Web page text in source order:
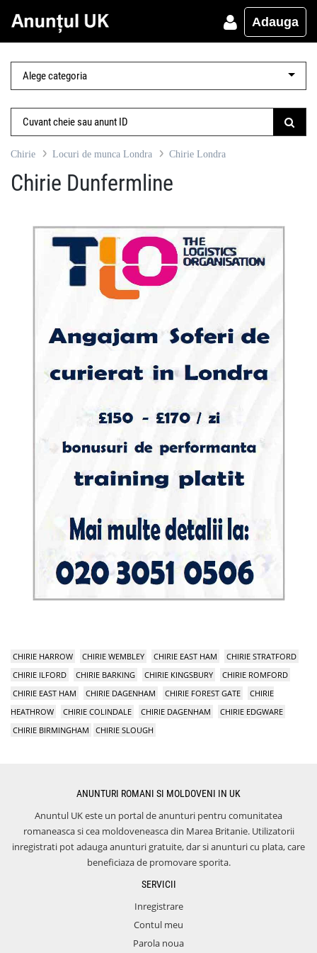
Adauga
Chirie Locuri de munca Londra Chirie Londra
Chirie Dunfermline
CHIRIE HARROW CHIRIE WEMBLEY CHIRIE EAST HAM
CHIRIE STRATFORD
CHIRIE ILFORD
CHIRIE BARKING CHIRIE KINGSBURY
CHIRIE ROMFORD
CHIRIE EAST HAM
CHIRIE DAGENHAM CHIRIE FOREST GATE
CHIRIE
HEATHROW
CHIRIE COLINDALE CHIRIE DAGENHAM
CHIRIE EDGWARE
CHIRIE BIRMINGHAM
CHIRIE SLOUGH
ANUNTURI ROMANI SI MOLDOVENI IN UK
Anuntul UK este un portal de anunturi pentru comunitatea
romaneasca si cea moldoveneasca din Marea Britanie. Utilizatorii
inregistrati pot adauga anunturi gratuite, dar si anunturi cu plata, care
beneficiaza de promovare sporita.
SERVICII
Inregistrare
Contul meu
Parola noua